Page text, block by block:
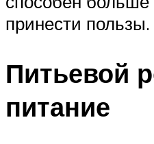
принести пользы.
Питьевой
питание